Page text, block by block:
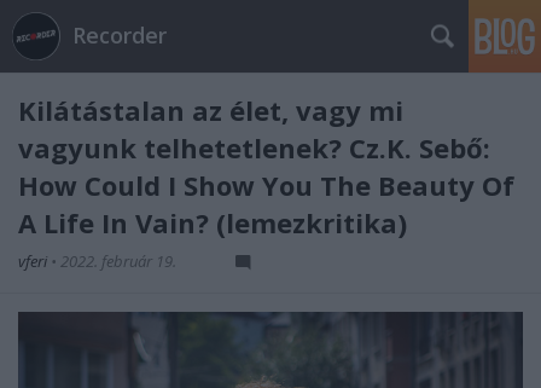
Recorder
Kilátástalan az élet, vagy mi
vagyunk telhetetlenek? Cz.K. Sebő:
How Could I Show You The Beauty Of
A Life In Vain? (lemezkritika)
vferi • 2022. február 19.